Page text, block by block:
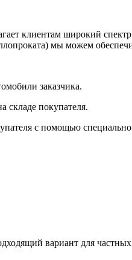
клиентам широкий
мы можем
заказчика.
складе покупателя.
с помощью
вариант для